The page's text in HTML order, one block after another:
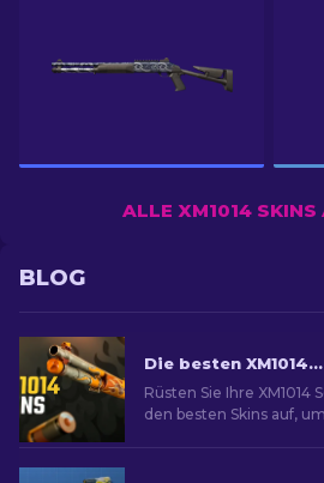
ALLE XM1014 SKINS
BLOG
Die besten XM1014 Skins in CS2 [2026]
Rüsten Sie Ihre XM1014
den besten Skins auf,